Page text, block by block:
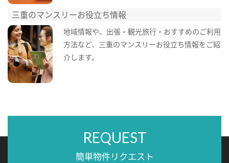
三重のマンスリーお役立ち情報
地域情報や、出張・観光旅行・おすすめのご利用
方法など、三重のマンスリーお役立ち情報をご紹
介します。
REQUEST
簡単物件リクエスト